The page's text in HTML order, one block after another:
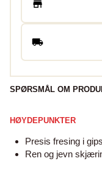
SPØRSMÅL OM
HØYDEPUNKTER
Presis fresing i gips
Ren og jevn